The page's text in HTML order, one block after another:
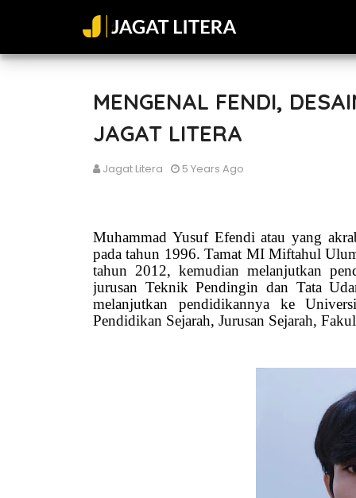
MENGENAL FENDI,
JAGAT LITERA
Jagat Litera 5 Years Ago
Muhammad Yusuf Efendi atau yang
pada tahun 1996. Tamat MI Miftahul
tahun 2012, kemudian melanjutkan
jurusan Teknik Pendingin dan Tata
melanjutkan pendidikannya ke
Pendidikan Sejarah, Jurusan Sejarah,